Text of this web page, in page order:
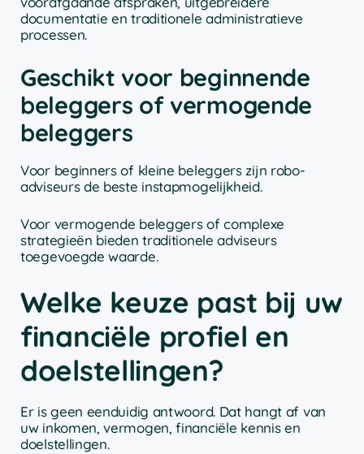
documentatie en traditionele administratieve
processen.
Geschikt voor beginnende
beleggers of vermogende
beleggers
Voor beginners of kleine beleggers zijn robo-
adviseurs de beste instapmogelijkheid.
Voor vermogende beleggers of complexe
strategieën bieden traditionele adviseurs
toegevoegde waarde.
Welke keuze past bij uw
financiële profiel en
doelstellingen?
Er is geen eenduidig antwoord. Dat hangt af van
uw inkomen, vermogen, financiële kennis en
doelstellingen.